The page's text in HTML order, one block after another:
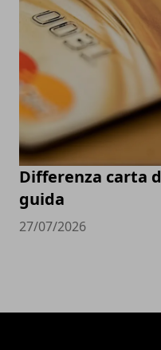
Differenza carta
guida
27/07/2026